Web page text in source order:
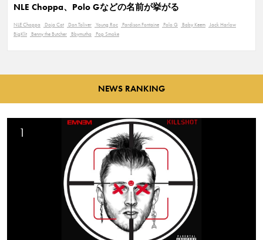
NLE Choppa、Polo Gなどの名前が挙がる
NLE Choppa Doja Cat Don Toliver Young Roc Pardison Fontaine Polo G Baby Keem Jack Harlow
BigKlit
Benny the Butcher Bbymutha Pop Smoke
NEWS RANKING